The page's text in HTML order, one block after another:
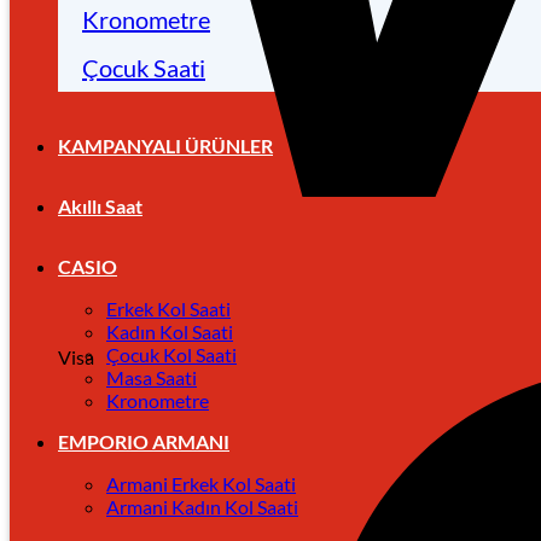
Visa
Kronometre
Çocuk Saati
KAMPANYALI ÜRÜNLER
Akıllı Saat
CASIO
Erkek Kol Saati
Kadın Kol Saati
Çocuk Kol Saati
Masa Saati
Kronometre
EMPORIO ARMANI
Armani Erkek Kol Saati
Armani Kadın Kol Saati